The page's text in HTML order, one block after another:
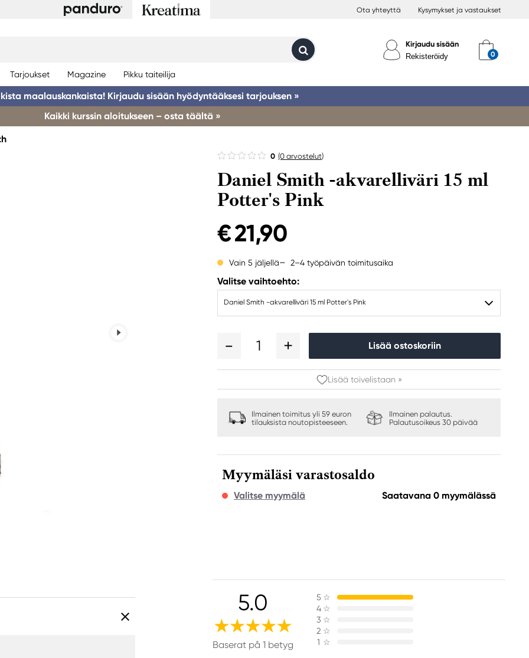
Ota yhteyttä Kysymykset ja vastaukset
Kirjaudu sisään
Rekisteröidy
Tarjoukset Magazine Pikku taiteilija
maalauskankaista! Kirjaudu sisään hyödyntääksesi tarjouksen »
Kaikki kurssin aloitukseen – osta täältä »
0 (0 arvostelut)
Daniel Smith -akvarelliväri 15 ml
Potter's Pink
€ 21,90
Vain 5 jäljellä 2–4 työpäivän toimitusaika
Valitse vaihtoehto:
Daniel Smith -akvarelliväri 15 ml Potter's Pink
1 Lisää ostoskoriin
Lisää toivelistaan »
Ilmainen toimitus yli 59 euron
tilauksista noutopisteeseen.
Ilmainen palautus.
Palautusoikeus 30 päivää
Myymäläsi varastosaldo
Valitse myymälä Saatavana 0 myymälässä
5.0
Baserat på 1 betyg
5 ☆
4 ☆
3 ☆
2 ☆
1 ☆